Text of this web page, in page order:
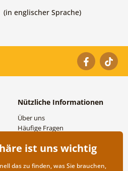
(in englischer Sprache)
Nützliche Informationen
Über uns
Häufige Fragen
Großhandel und
ist uns wichtig
das zu finden, was Sie brauchen,